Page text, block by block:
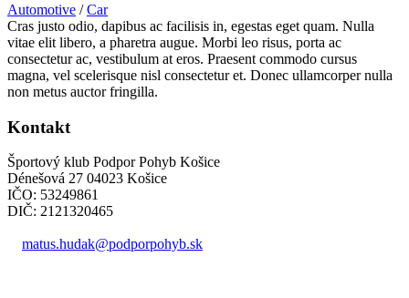
Automotive / Car
Cras justo odio, dapibus ac facilisis in, egestas eget quam. Nulla
vitae elit libero, a pharetra augue. Morbi leo risus, porta ac
consectetur ac, vestibulum at eros. Praesent commodo cursus
magna, vel scelerisque nisl consectetur et. Donec ullamcorper nulla
non metus auctor fringilla.
Kontakt
Športový klub Podpor Pohyb Košice
Dénešová 27 04023 Košice
IČO: 53249861
DIČ: 2121320465
matus.hudak@podporpohyb.sk